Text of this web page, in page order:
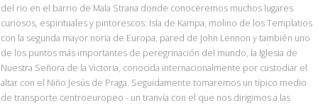
del rio en el barrio de Mala Strana donde conoceremos muchos lugares
curiosos, espirituales y pintorescos: Isla de Kampa, molino de los Templatios
con la segunda mayor noria de Europa, pared de John Lennon y también uno
de los puntos más importantes de peregrinación del mundo, la Iglesia de
Nuestra Señora de la Victoria, conocida internacionalmente por custodiar el
altar con el Niño Jesús de Praga. Seguidamente tomaremos un típico medio
de transporte centroeuropeo - un tranvía con el que nos dirigimos a las